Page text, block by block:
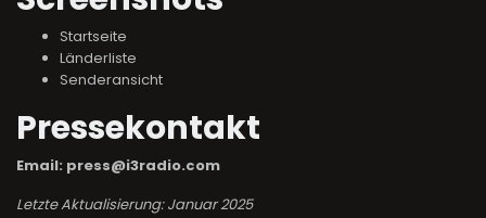
Startseite
Länderliste
Senderansicht
Pressekontakt
Email: press@i3radio.com
Letzte Aktualisierung: Januar 2025